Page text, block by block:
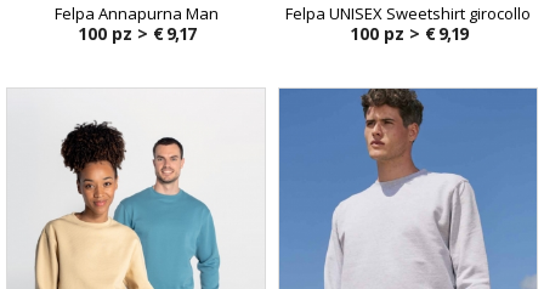
Felpa Annapurna Man
100 pz > € 9,17
Felpa UNISEX Sweetshirt girocollo
100 pz > € 9,19